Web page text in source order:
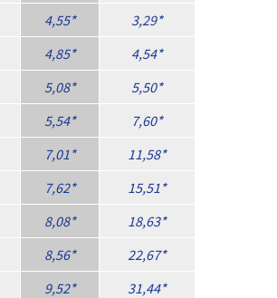
4,55
3,29
4,85
4,54
5,08
5,50
5,54
7,60
7,01
11,58
7,62
15,51
8,08
18,63
8,56
22,67
9,52
31,44